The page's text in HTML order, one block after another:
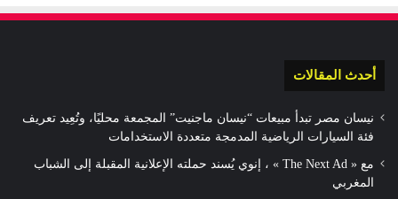
أحدث المقالات
نيسان مصر تبدأ مبيعات “نيسان ماجنيت” المجمعة محليًا، وتُعِيد تعريف
فئة السيارات الرياضية المدمجة متعددة الاستخدامات
مع « The Next Ad » ، إنوي يُسند حملته الإعلانية المقبلة إلى الشباب
المغربي